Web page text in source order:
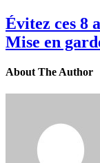
Évitez ces 8
Mise en
About The Author